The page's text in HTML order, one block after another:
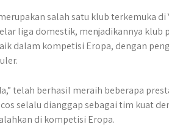
salah satu klub terkemuka di
liga domestik, menjadikannya klub
dalam kompetisi Eropa, dengan
telah berhasil meraih beberapa
selalu dianggap sebagai tim kuat
di kompetisi Eropa.